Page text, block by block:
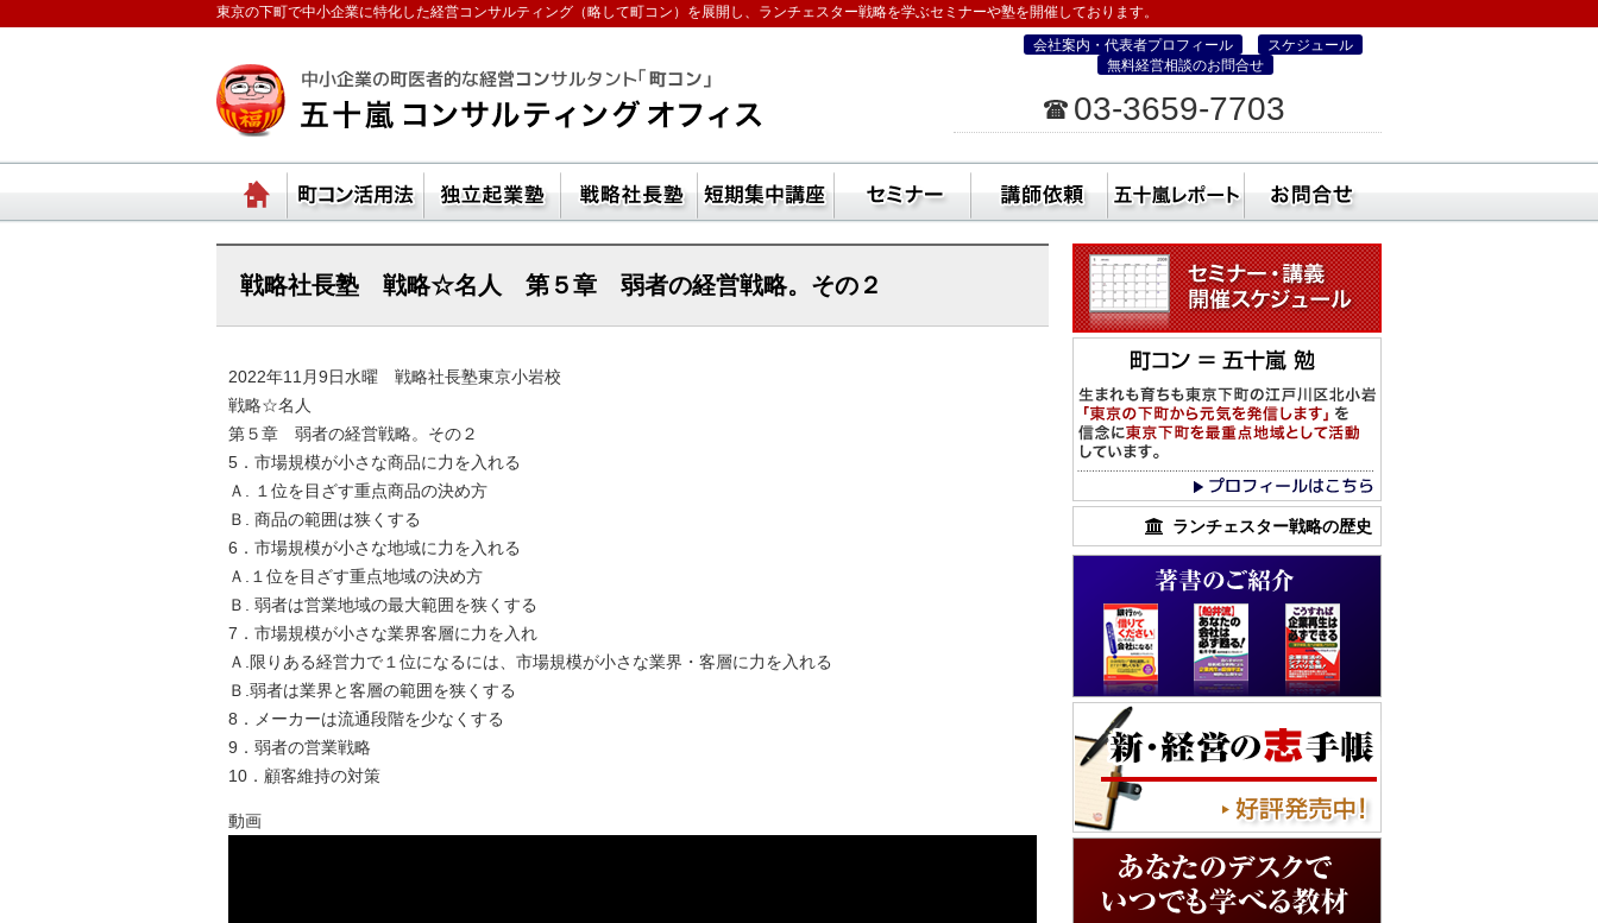
東京の下町で中小企業に特化した経営コンサルティング（略して町コン）を展開し、ランチェスター戦略を学ぶセミナーや塾を開催しております。
ランチェスターの法則を学ぶなら五十嵐コンサルティングオフィス
会社案内・代表者プロフィール
スケジュール
無料経営相談のお問合せ
03-3659-7703
ホーム 町コン活用方法 独立起業塾 戦略社長塾東京・（ランチェスター経営・町コン経営塾）
短期集中講座 セミナー 社員研修・講師依頼五十嵐レポート
戦略社長塾 戦略☆名人 第５章 弱者の経営戦略。その２
2022年11月9日水曜 戦略社長塾東京小岩校
戦略☆名人
第５章 弱者の経営戦略。その２
5．市場規模が小さな商品に力を入れる
Ａ. １位を目ざす重点商品の決め方
Ｂ. 商品の範囲は狭くする
6．市場規模が小さな地域に力を入れる
Ａ.１位を目ざす重点地域の決め方
Ｂ. 弱者は営業地域の最大範囲を狭くする
7．市場規模が小さな業界客層に力を入れ
Ａ.限りある経営力で１位になるには、市場規模が小さな業界・客層に力を入れる
Ｂ.弱者は業界と客層の範囲を狭くする
8．メーカーは流通段階を少なくする
9．弱者の営業戦略
10．顧客維持の対策
動画
ランチェスター戦略の歴史